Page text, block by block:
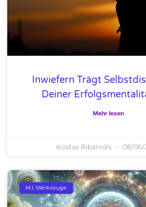
Inwiefern Trägt
Deiner
Mehr lesen
Kostas Albanidis 08/06/
M.I. Werkzeuge